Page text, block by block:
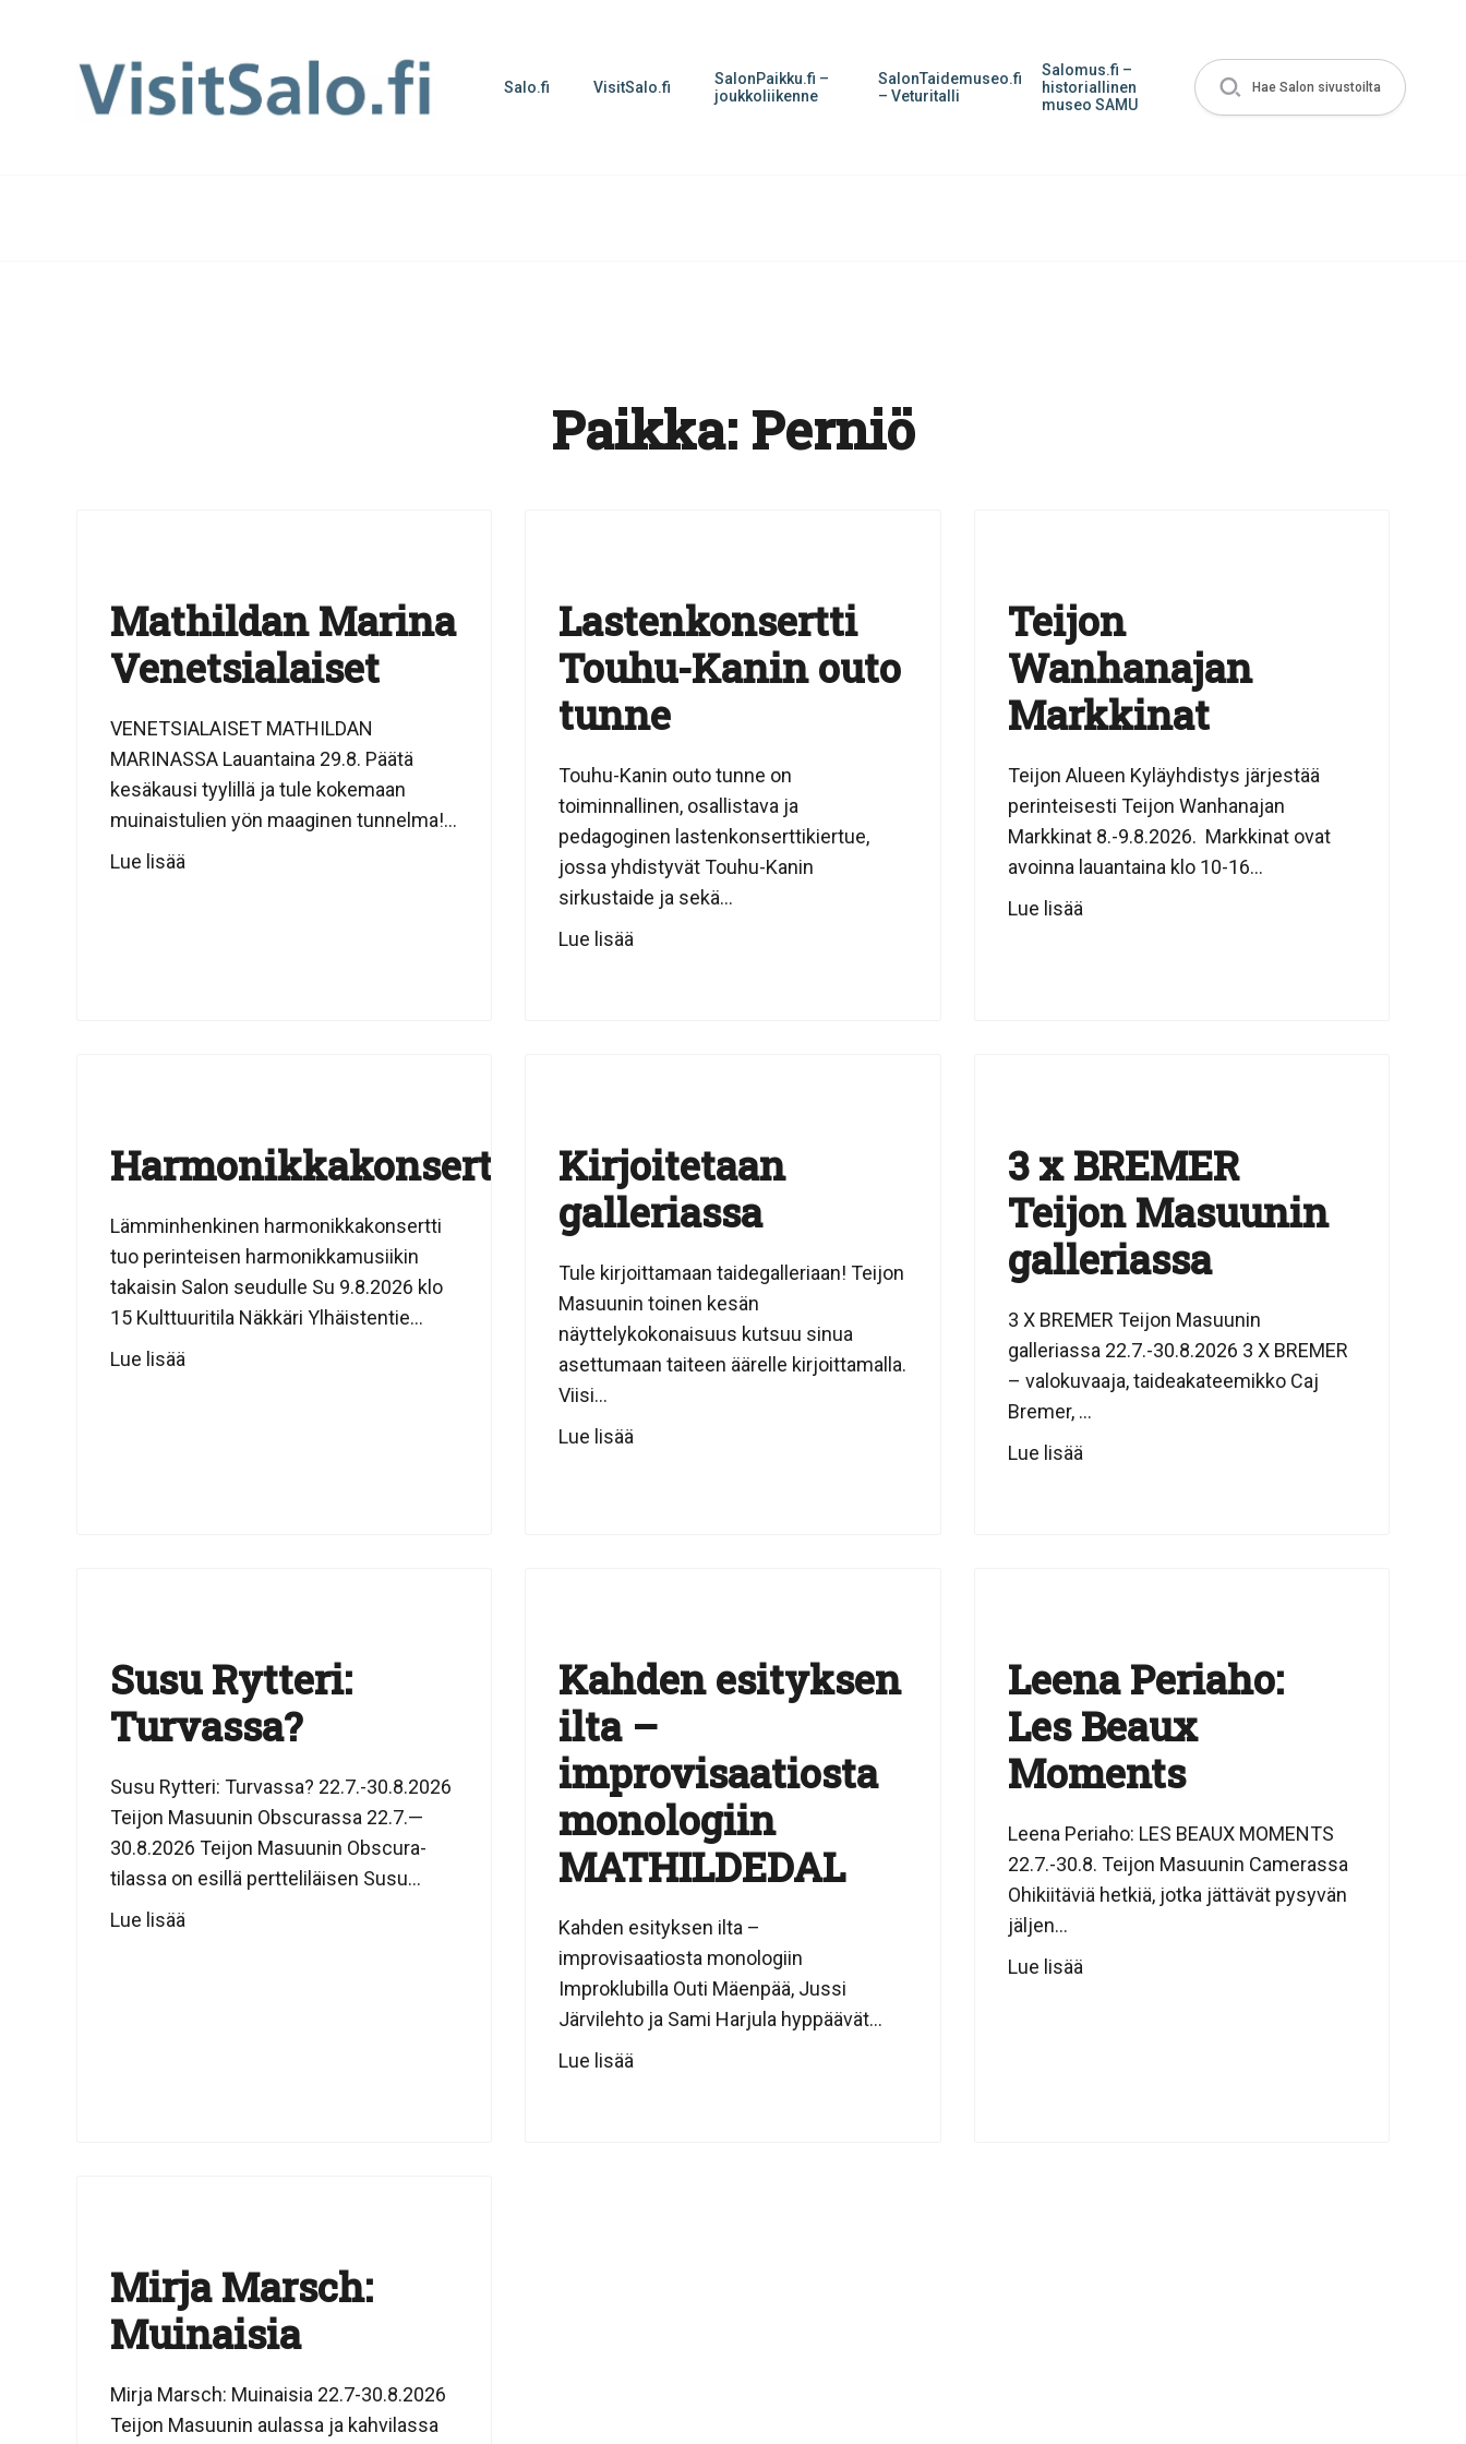
Salo.fi VisitSalo.fi
SalonPaikku.fi –
joukkoliikenne
SalonTaidemuseo.fi
– Veturitalli
Salomus.fi –
historiallinen
museo SAMU
Hae Salon sivustoilta
Paikka: Perniö
Mathildan Marina
Venetsialaiset
VENETSIALAISET MATHILDAN
MARINASSA Lauantaina 29.8. Päätä
kesäkausi tyylillä ja tule kokemaan
muinaistulien yön maaginen tunnelma!...
Lue lisää
Lastenkonsertti
Touhu-Kanin outo
tunne
Touhu-Kanin outo tunne on
toiminnallinen, osallistava ja
pedagoginen lastenkonserttikiertue,
jossa yhdistyvät Touhu-Kanin
sirkustaide ja sekä...
Lue lisää
Teijon
Wanhanajan
Markkinat
Teijon Alueen Kyläyhdistys järjestää
perinteisesti Teijon Wanhanajan
Markkinat 8.-9.8.2026. Markkinat ovat
avoinna lauantaina klo 10-16...
Lue lisää
Harmonikkakonsertti
Lämminhenkinen harmonikkakonsertti
tuo perinteisen harmonikkamusiikin
takaisin Salon seudulle Su 9.8.2026 klo
15 Kulttuuritila Näkkäri Ylhäistentie...
Lue lisää
Kirjoitetaan
galleriassa
Tule kirjoittamaan taidegalleriaan! Teijon
Masuunin toinen kesän
näyttelykokonaisuus kutsuu sinua
asettumaan taiteen äärelle kirjoittamalla.
Viisi...
Lue lisää
3 x BREMER
Teijon Masuunin
galleriassa
3 X BREMER Teijon Masuunin
galleriassa 22.7.-30.8.2026 3 X BREMER
– valokuvaaja, taideakateemikko Caj
Bremer, ...
Lue lisää
Susu Rytteri:
Turvassa?
Susu Rytteri: Turvassa? 22.7.-30.8.2026
Teijon Masuunin Obscurassa 22.7.—
30.8.2026 Teijon Masuunin Obscura-
tilassa on esillä pertteliläisen Susu...
Lue lisää
Kahden esityksen
ilta –
improvisaatiosta
monologiin
MATHILDEDAL
Kahden esityksen ilta –
improvisaatiosta monologiin
Improklubilla Outi Mäenpää, Jussi
Järvilehto ja Sami Harjula hyppäävät...
Lue lisää
Leena Periaho:
Les Beaux
Moments
Leena Periaho: LES BEAUX MOMENTS
22.7.-30.8. Teijon Masuunin Camerassa
Ohikiitäviä hetkiä, jotka jättävät pysyvän
jäljen...
Lue lisää
Mirja Marsch:
Muinaisia
Mirja Marsch: Muinaisia 22.7-30.8.2026
Teijon Masuunin aulassa ja kahvilassa